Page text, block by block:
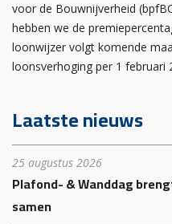
voor de Bouwnijverheid
hebben we de
loonwijzer volgt komende
loonsverhoging per 1 februari
Laatste nieuws
25 augustus 2026
Plafond- & Wanddag
samen